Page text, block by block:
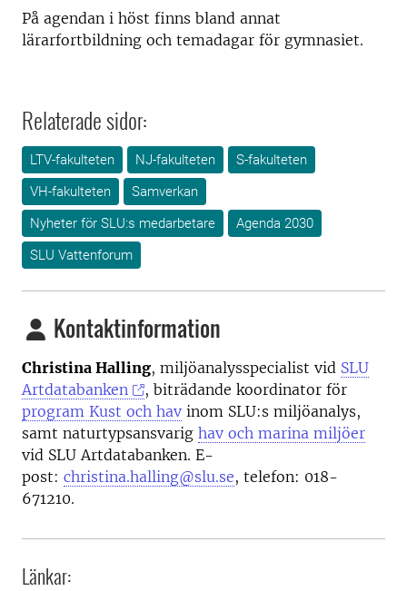
På agendan i höst finns bland annat
lärarfortbildning och temadagar för gymnasiet.
Relaterade sidor:
LTV-fakulteten NJ-fakulteten
S-fakulteten
VH-fakulteten
Samverkan
Nyheter för SLU:s medarbetare
Agenda 2030
SLU Vattenforum
Kontaktinformation
Christina Halling, miljöanalysspecialist vid SLU
Artdatabanken
, biträdande koordinator för
program Kust och hav inom SLU:s miljöanalys,
samt naturtypsansvarig hav och marina miljöer
vid SLUArtdatabanken. E-
post: christina.halling@slu.se, telefon: 018-
671210.
Länkar: